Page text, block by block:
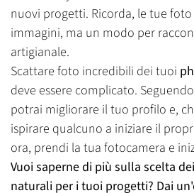
nuovi progetti. Ricorda, le tue
immagini, ma un modo per
artigianale.
Scattare foto incredibili dei tuoi
deve essere complicato.
potrai migliorare il tuo profilo e,
ispirare qualcuno a iniziare il
ora, prendi la tua fotocamera e
Vuoi saperne di più sulla scelta
naturali per i tuoi progetti? Dai
Are you 18 years old
No, I'm not